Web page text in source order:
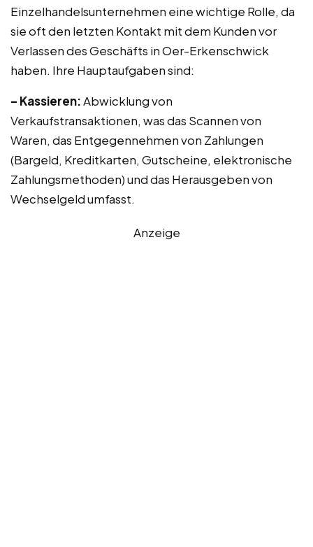
Einzelhandelsunternehmen eine wichtige Rolle, da
sie oft den letzten Kontakt mit dem Kunden vor
Verlassen des Geschäfts in Oer-Erkenschwick
haben. Ihre Hauptaufgaben sind:
– Kassieren:Abwicklung von
Verkaufstransaktionen, was das Scannen von
Waren, das Entgegennehmen von Zahlungen
(Bargeld, Kreditkarten, Gutscheine, elektronische
Zahlungsmethoden) und das Herausgeben von
Wechselgeld umfasst.
Anzeige